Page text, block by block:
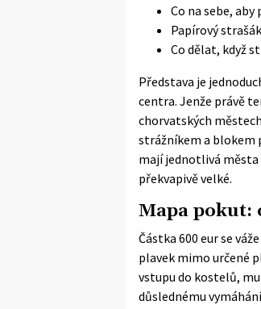
Co na sebe,
Papírový
Co dělat, když
Představa je
centra. Jenže právě
chorvatských
strážníkem a blokem
mají jednotlivá města
překvapivě velké.
Mapa pokut:
Částka 600 eur se
plavek mimo určené
vstupu do kostelů,
důslednému